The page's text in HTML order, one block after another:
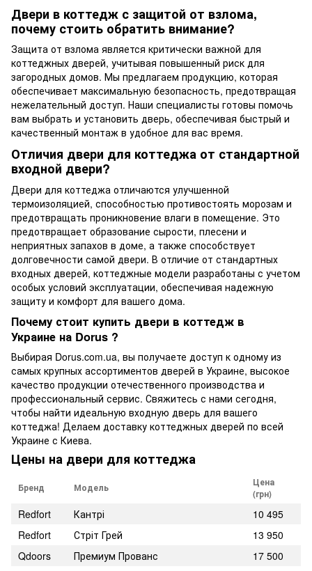
Двери в коттедж с защитой от взлома,
почему стоить обратить внимание?
Защита от взлома является критически важной для
коттеджных дверей, учитывая повышенный риск для
загородных домов. Мы предлагаем продукцию, которая
обеспечивает максимальную безопасность, предотвращая
нежелательный доступ. Наши специалисты готовы помочь
вам выбрать и установить дверь, обеспечивая быстрый и
качественный монтаж в удобное для вас время.
Отличия двери для коттеджа от стандартной
входной двери?
Двери для коттеджа отличаются улучшенной
термоизоляцией, способностью противостоять морозам и
предотвращать проникновение влаги в помещение. Это
предотвращает образование сырости, плесени и
неприятных запахов в доме, а также способствует
долговечности самой двери. В отличие от стандартных
входных дверей, коттеджные модели разработаны с учетом
особых условий эксплуатации, обеспечивая надежную
защиту и комфорт для вашего дома.
Почему стоит купить двери в коттедж в
Украине на Dorus ?
Выбирая Dorus.com.ua, вы получаете доступ к одному из
самых крупных ассортиментов дверей в Украине, высокое
качество продукции отечественного производства и
профессиональный сервис. Свяжитесь с нами сегодня,
чтобы найти идеальную входную дверь для вашего
коттеджа! Делаем доставку коттеджных дверей по всей
Украине с Киева.
Цены на двери для коттеджа
Бренд Модель
Цена
(грн)
Redfort Кантрі
10 495
Redfort
Стріт Грей
13 950
Qdoors
Премиум Прованс
17 500